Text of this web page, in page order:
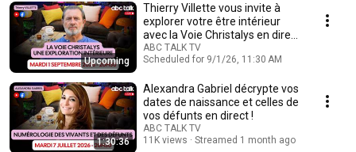
Upcoming
Thierry Villette vous invite à
explorer votre être intérieur
avec la Voie Christalys en direct
!ABC TALK TV
Scheduled for 9/1/26, 11:30 AM
1:30:36
Alexandra Gabriel décrypte vos
dates de naissance et celles de
vos défunts en direct !
ABC TALK TV
11K views
Streamed 1 month ago